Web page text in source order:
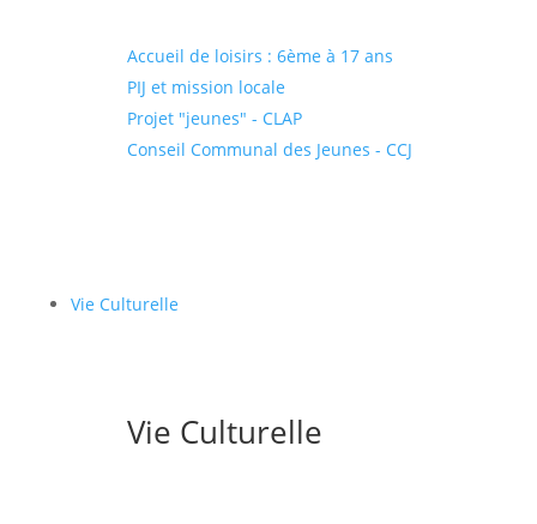
Accueil de loisirs : 6ème à 17 ans
PIJ et mission locale
Projet "jeunes" - CLAP
Conseil Communal des Jeunes - CCJ
Vie Culturelle
Vie Culturelle